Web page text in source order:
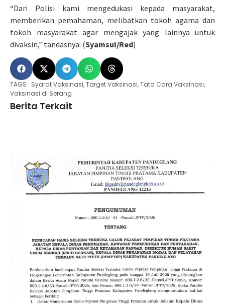
“Dari Polisi kami mengedukasi kepada masyarakat,
memberikan pemahaman, melibatkan tokoh agama dan
tokoh masyarakat agar mengajak yang lainnya untuk
divaksin,” tandasnya. (Syamsul/Red)
TAGS : Syarat Vaksinasi,Target Vaksinasi,Tata Cara Vaksinasi,
Vaksinasi di Serang
Berita Terkait